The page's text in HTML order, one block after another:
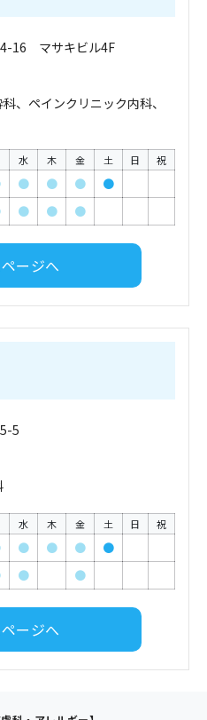
4-16 マサキビル4F
、ペインクリニック内科、
水 木 金 土 日 祝
● ● ●
●
● ● ●
ージへ
5
水 木 金 土 日 祝
● ● ●
●
● ●
ージへ